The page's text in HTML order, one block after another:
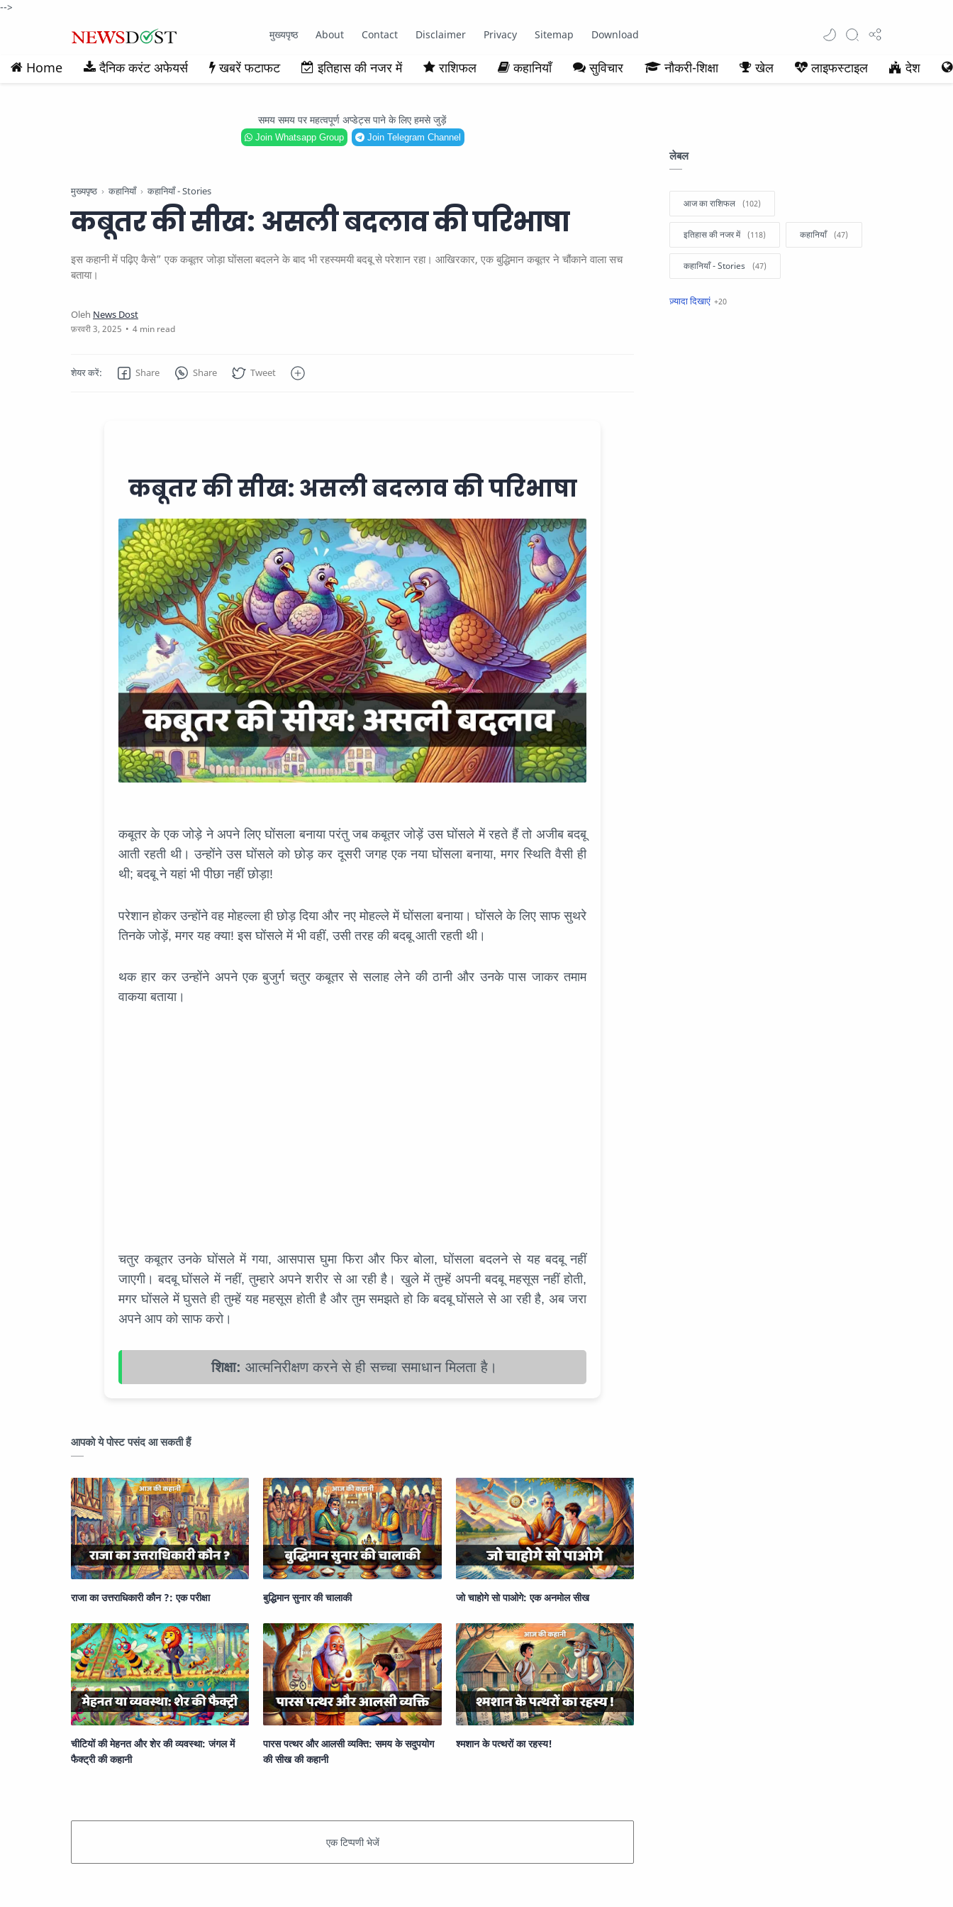
-->
मुख्यपृष्ठ About Contact Disclaimer Privacy Sitemap Download
Home दैनिक करंट अफेयर्स खबरें फटाफट इतिहास की नजर में राशिफल कहानियाँ सुविचार नौकरी-शिक्षा खेल लाइफस्टाइल देश
समय समय पर महत्वपूर्ण अप्डेट्स पाने के लिए हमसे जुड़ें
Join Whatsapp Group Join Telegram Channel
मुख्यपृष्ठ कहानियाँ कहानियाँ - Stories
कबूतर की सीख: असली बदलाव की परिभाषा
इस कहानी में पढ़िए कैसे” एक कबूतर जोड़ा घोंसला बदलने के बाद भी रहस्यमयी बदबू से परेशान रहा। आखिरकार, एक बुद्धिमान कबूतर ने चौंकाने वाला सच
बताया।
4 min read
कबूतर की सीख: असली बदलाव की परिभाषा
कबूतर के एक जोड़े ने अपने लिए घोंसला बनाया परंतु जब कबूतर जोड़ें उस घोंसले में रहते हैं तो अजीब बदबू
आती रहती थी। उन्होंने उस घोंसले को छोड़ कर दूसरी जगह एक नया घोंसला बनाया, मगर स्थिति वैसी ही
थी; बदबू ने यहां भी पीछा नहीं छोड़ा!
परेशान होकर उन्होंने वह मोहल्ला ही छोड़ दिया और नए मोहल्ले में घोंसला बनाया। घोंसले के लिए साफ सुथरे
तिनके जोड़ें, मगर यह क्या! इस घोंसले में भी वहीं, उसी तरह की बदबू आती रहती थी।
थक हार कर उन्होंने अपने एक बुजुर्ग चतुर कबूतर से सलाह लेने की ठानी और उनके पास जाकर तमाम
वाकया बताया।
चतुर कबूतर उनके घोंसले में गया, आसपास घुमा फिरा और फिर बोला, घोंसला बदलने से यह बदबू नहीं
जाएगी। बदबू घोंसले में नहीं, तुम्हारे अपने शरीर से आ रही है। खुले में तुम्हें अपनी बदबू महसूस नहीं होती,
मगर घोंसले में घुसते ही तुम्हें यह महसूस होती है और तुम समझते हो कि बदबू घोंसले से आ रही है, अब जरा
अपने आप को साफ करो।
शिक्षा: आत्मनिरीक्षण करने से ही सच्चा समाधान मिलता है।
आपको ये पोस्ट पसंद आ सकती हैं
राजा का उत्तराधिकारी कौन ?: एक परीक्षा बुद्धिमान सुनार की चालाकी जो चाहोगे सो पाओगे: एक अनमोल सीख
चीटियों की मेहनत और शेर की व्यवस्था: जंगल में
फैक्ट्री की कहानी
पारस पत्थर और आलसी व्यक्ति: समय के सदुपयोग
की सीख की कहानी
श्मशान के पत्थरों का रहस्य!
लेबल
आज का राशिफल
इतिहास की नजर में कहानियाँ
कहानियाँ - Stories
खबरें फटाफट